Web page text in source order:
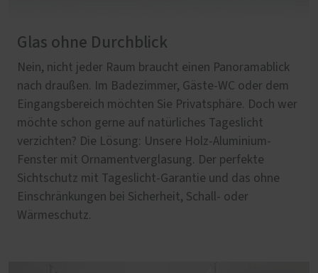
Glas ohne Durchblick
Nein, nicht jeder Raum braucht einen Panoramablick
nach draußen. Im Badezimmer, Gäste-WC oder dem
Eingangsbereich möchten Sie Privatsphäre. Doch wer
möchte schon gerne auf natürliches Tageslicht
verzichten? Die Lösung: Unsere Holz-Aluminium-
Fenster mit Ornamentverglasung. Der perfekte
Sichtschutz mit Tageslicht-Garantie und das ohne
Einschränkungen bei Sicherheit, Schall- oder
Wärmeschutz.